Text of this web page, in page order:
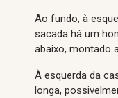
Ao fundo, à
sacada há um
abaixo, montado
À esquerda da
longa,